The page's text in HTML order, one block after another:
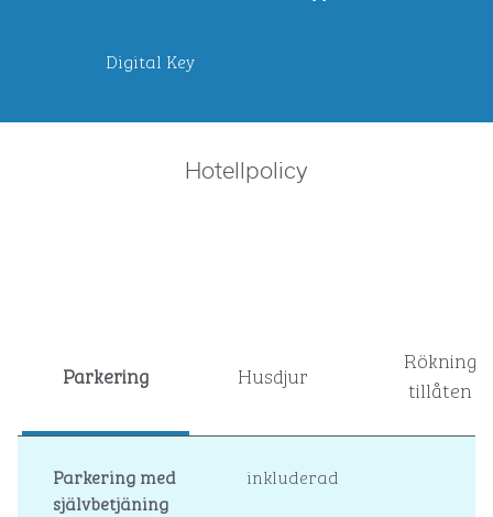
Digital Key
Hotellpolicy
Parkering Husdjur
Rökning
tillåten
Parkering med
självbetjäning
inkluderad